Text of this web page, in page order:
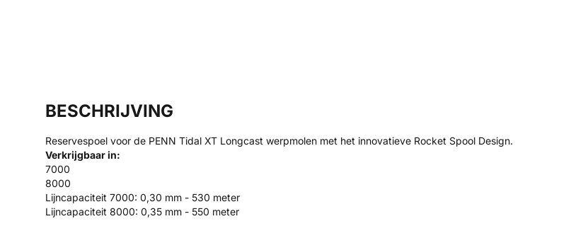
BESCHRIJVING
Reservespoel voor de PENN Tidal XT Longcast werpmolen met het innovatieve Rocket Spool Design.
Verkrijgbaar in:
7000
8000
Lijncapaciteit 7000: 0,30 mm - 530 meter
Lijncapaciteit 8000: 0,35 mm - 550 meter